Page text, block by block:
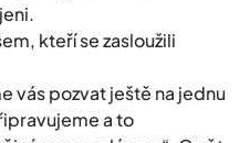
kteří se zasloužili
vás pozvat ještě na jednu
a to